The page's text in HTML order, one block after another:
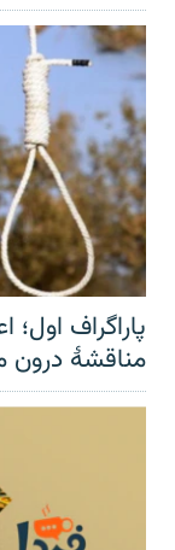
پاراگراف اول؛
مناقشهٔ درون